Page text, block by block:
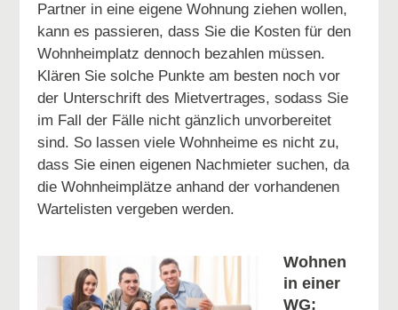
Partner in eine eigene Wohnung ziehen wollen,
kann es passieren, dass Sie die Kosten für den
Wohnheimplatz dennoch bezahlen müssen.
Klären Sie solche Punkte am besten noch vor
der Unterschrift des Mietvertrages, sodass Sie
im Fall der Fälle nicht gänzlich unvorbereitet
sind. So lassen viele Wohnheime es nicht zu,
dass Sie einen eigenen Nachmieter suchen, da
die Wohnheimplätze anhand der vorhandenen
Wartelisten vergeben werden.
Wohnen
in einer
WG: